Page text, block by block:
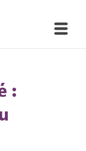
: